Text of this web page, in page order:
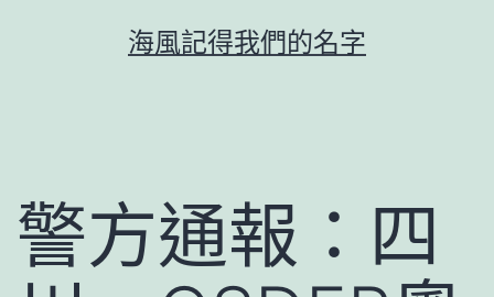
海風記得我們的名字
警方通報：四